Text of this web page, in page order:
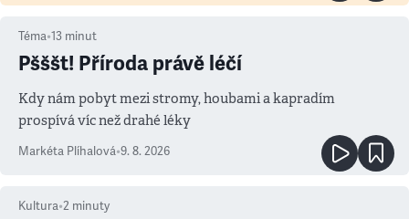
Téma•13 minut
Pšššt! Příroda právě léčí
Kdy nám pobyt mezi stromy, houbami a kapradím
prospívá víc než drahé léky
Markéta Plíhalová•9. 8. 2026
Kultura•2 minuty